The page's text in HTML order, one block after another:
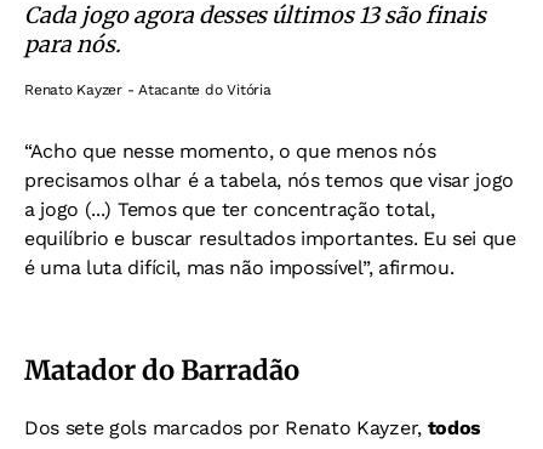
Cada jogo agora desses últimos 13 são finais
para nós.
Renato Kayzer - Atacante do Vitória
“Acho que nesse momento, o que menos nós
precisamos olhar é a tabela, nós temos que visar jogo
a jogo (...) Temos que ter concentração total,
equilíbrio e buscar resultados importantes. Eu sei que
é uma luta difícil, mas não impossível”, afirmou.
Matador do Barradão
Dos sete gols marcados por Renato Kayzer, todos